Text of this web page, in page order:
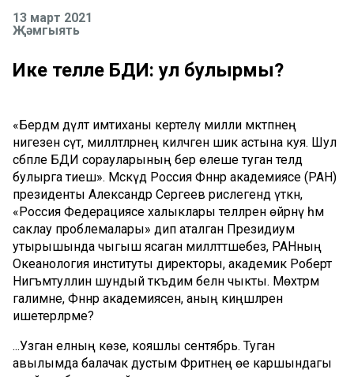
13 март 2021
Җәмгыять
Ике телле БДИ: ул булырмы?
«Бердәм дәүләт имтиханы кертелү милли мәктәпнең
нигезен сүтә, милләтләрнең киләчәген шик астына куя. Шул
сәбәпле БДИ сорауларының бер өлеше туган телдә
булырга тиеш». Мәскәүдә Россия Фәннәр академиясе (РАН)
президенты Александр Сергеев рәислегендә үткән,
«Россия Федерациясе халыклары телләрен өйрәнү һәм
саклау проблемалары» дип аталган Президиум
утырышында чыгыш ясаган милләттәшебез, РАНның
Океанология институты директоры, академик Роберт
Нигъмәтуллин шундый тәкъдим белән чыкты. Мөхтәрәм
галимне, Фәннәр академиясен, аның киңәшләрен
ишетерләрме?
...Узган елның көзе, кояшлы сентябрь. Туган
авылымда балачак дустым Фәритнең өе каршындагы